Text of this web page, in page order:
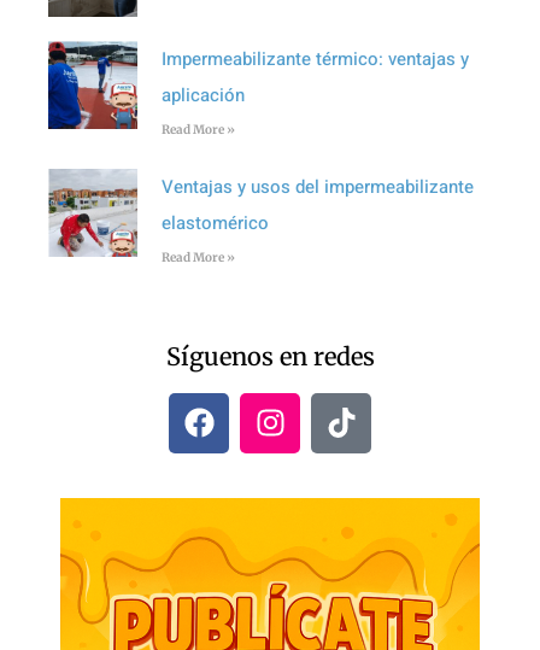
Impermeabilizante térmico: ventajas y
aplicación
Read More »
Ventajas y usos del impermeabilizante
elastomérico
Read More »
Síguenos en redes